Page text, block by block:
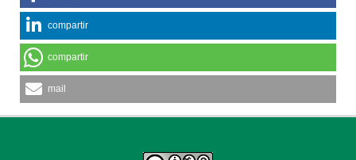
compartir
compartir
mail